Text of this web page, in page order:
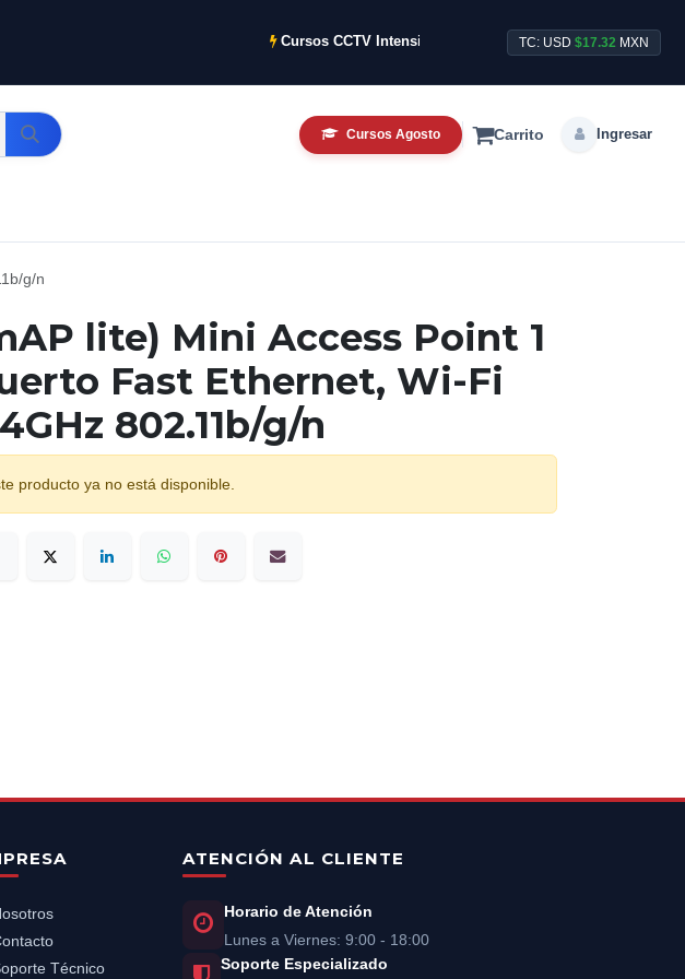
Cursos CCTV Intensivos de Agosto ya disponibles.
TC: USD$17.32 MXN
Cursos Agosto Carrito Ingresar
g/n
lite) Mini Access Point 1
Fast Ethernet, Wi-Fi
802.11b/g/n
producto ya no está disponible.
Técnico
ATENCIÓN AL CLIENTE
Horario de Atención
Lunes a Viernes: 9:00 - 18:00
Soporte Especializado